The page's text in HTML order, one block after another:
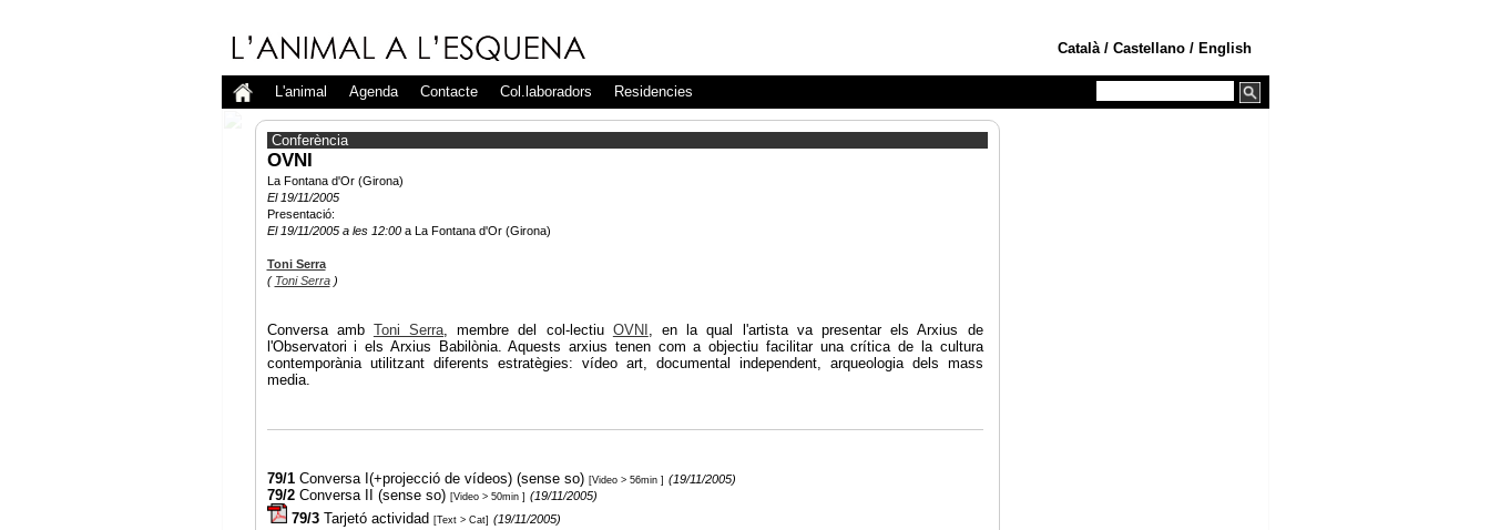
Català / Castellano / English
L'animal Agenda Contacte Col.laboradors Residencies
Conferència
OVNI
La Fontana d'Or (Girona)
El 19/11/2005
Presentació:
El 19/11/2005 a les 12:00a La Fontana d'Or (Girona)
Toni Serra
( Toni Serra)
Conversa amb Toni Serra, membre del col-lectiu OVNI , en la qual l'artista va presentar els Arxius de
l'Observatori i els Arxius Babilònia. Aquests arxius tenen com a objectiu facilitar una crítica de la cultura
contemporània utilitzant diferents estratègies: vídeo art, documental independent, arqueologia dels mass
media.
79/1 Conversa I(+projecció de vídeos) (sense so) [Video > 56min ] (19/11/2005)
79/2 Conversa II (sense so) [Video > 50min ] (19/11/2005)
79/3 Tarjetó actividad [Text > Cat] (19/11/2005)